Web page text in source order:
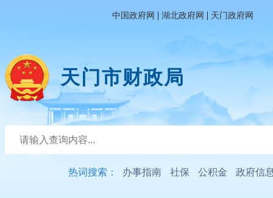
中国政府网 | 湖北政府网 | 天门政府网
天门市财政局
热词搜索： 办事指南 社保 公积金 政府信